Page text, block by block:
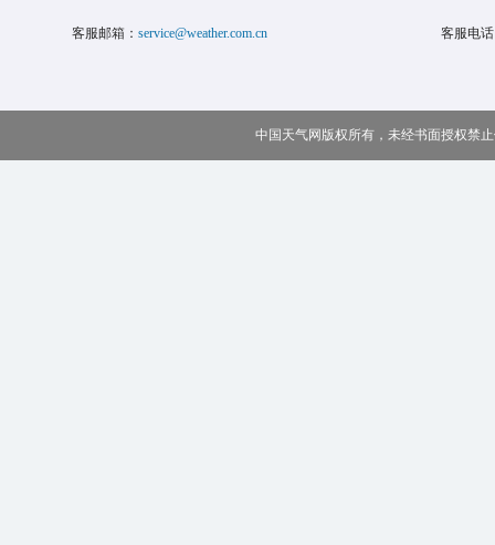
客服邮箱： service@weather.com.cn 客服电
中国天气网版权所有，未经书面授权